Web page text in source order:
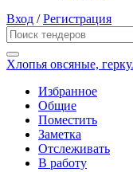
Вход /Регистрация
Хлопья овсяные,
Избранное
Общие
Поместить
Заметка
Отслеживать
В работу